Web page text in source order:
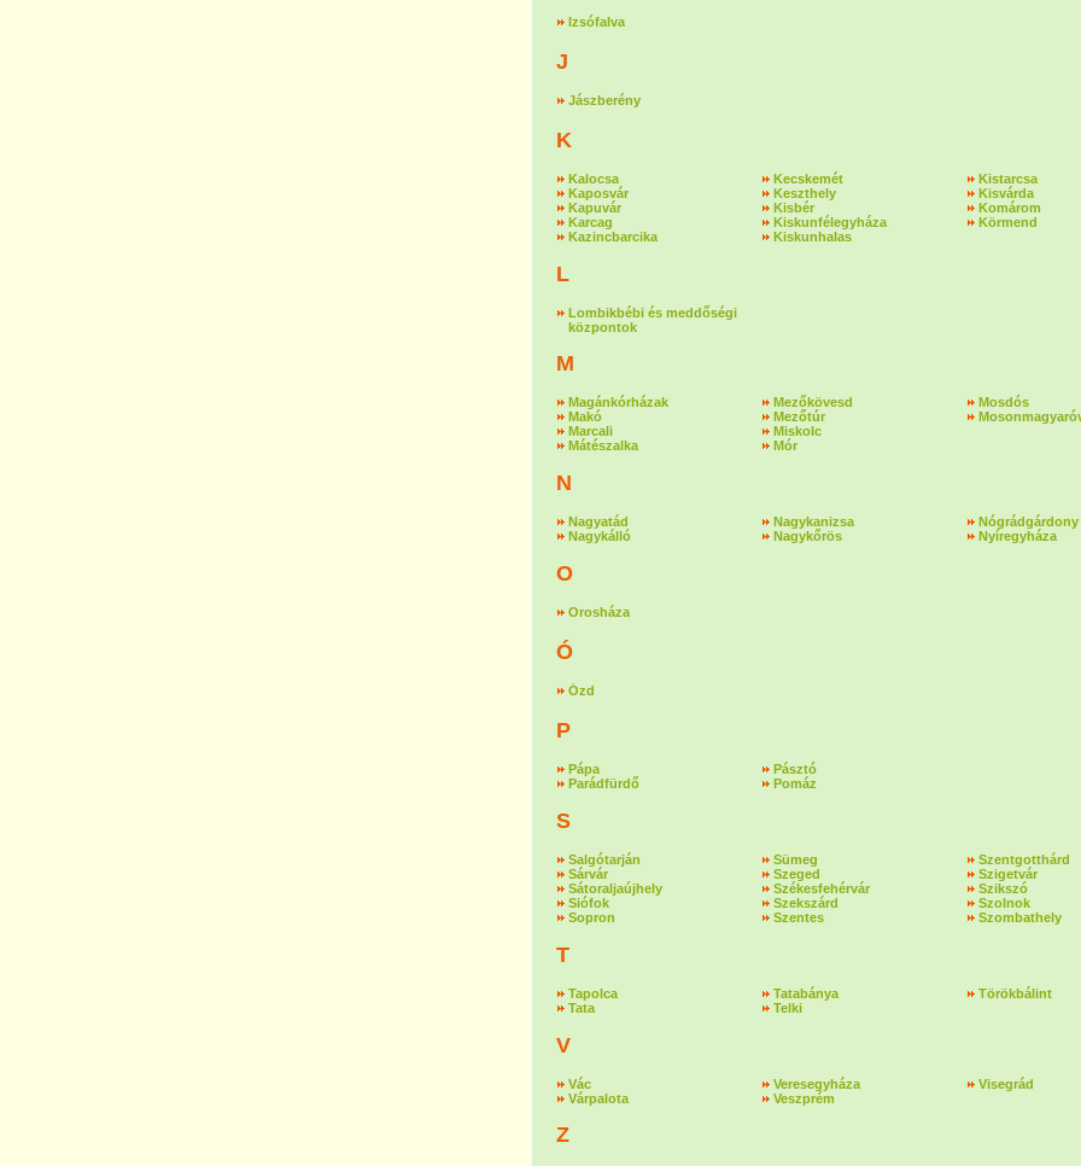
Izsófalva
J
Jászberény
K
Kalocsa
Kaposvár
Kapuvár
Karcag
Kazincbarcika
Kecskemét
Keszthely
Kisbér
Kiskunfélegyháza
Kiskunhalas
Kistarcsa
Kisvárda
Komárom
Körmend
L
Lombikbébi és meddőségi
központok
M
Magánkórházak
Makó
Marcali
Mátészalka
Mezőkövesd
Mezőtúr
Miskolc
Mór
Mosdós
N
Nagyatád
Nagykálló
Nagykanizsa
Nagykőrös
Nógrádgárdony
Nyíregyháza
O
Orosháza
Ó
Ózd
P
Pápa
Parádfürdő
Pásztó
Pomáz
S
Salgótarján
Sárvár
Sátoraljaújhely
Siófok
Sopron
Sümeg
Szeged
Székesfehérvár
Szekszárd
Szentes
Szentgotthárd
Szigetvár
Szikszó
Szolnok
Szombathely
T
Tapolca
Tata
Tatabánya
Telki
Törökbálint
V
Vác
Várpalota
Veresegyháza
Veszprém
Visegrád
Z